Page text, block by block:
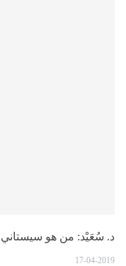
د. سُعَيْد: من هو سيستاني
17-04-2019